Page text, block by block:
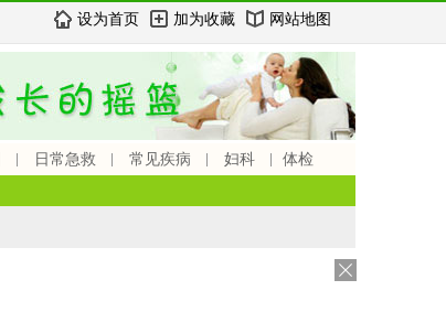
设为首页 加为收藏 网站地图
日常急救 常见疾病 妇科
体检